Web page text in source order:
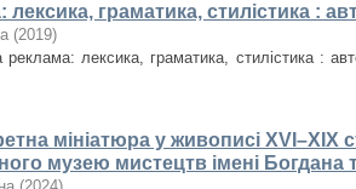
граматика, стилістика :
(2019)
лексика, граматика, стилістика :
мініатюра у живописі XVI–XIX
музею мистецтв імені Богдана